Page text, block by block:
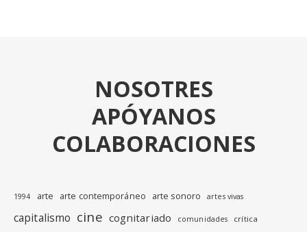
NOSOTRES
APÓYANOS
COLABORACIONES
1994 arte arte contemporáneo arte sonoro artes vivas
capitalismo cine cognitariado comunidades crítica